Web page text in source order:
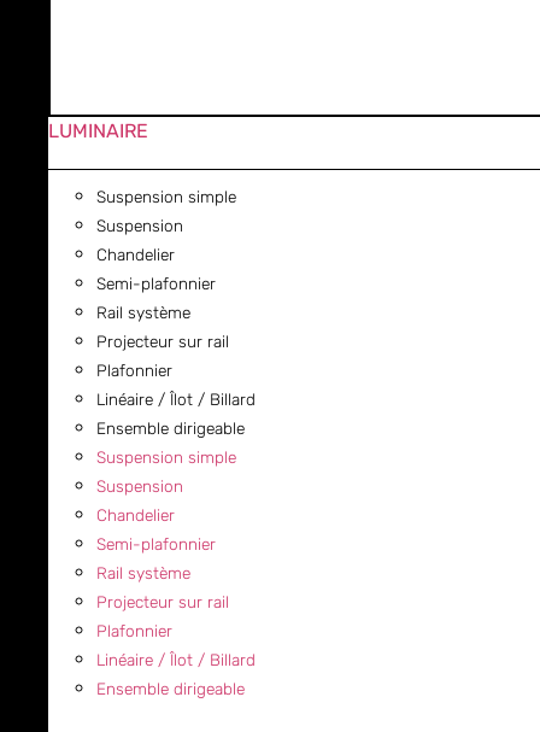
LUMINAIRE
Suspension simple
Suspension
Chandelier
Semi-plafonnier
Rail système
Projecteur sur rail
Plafonnier
Linéaire / Îlot / Billard
Ensemble dirigeable
Suspension simple
Suspension
Chandelier
Semi-plafonnier
Rail système
Projecteur sur rail
Plafonnier
Linéaire / Îlot / Billard
Ensemble dirigeable